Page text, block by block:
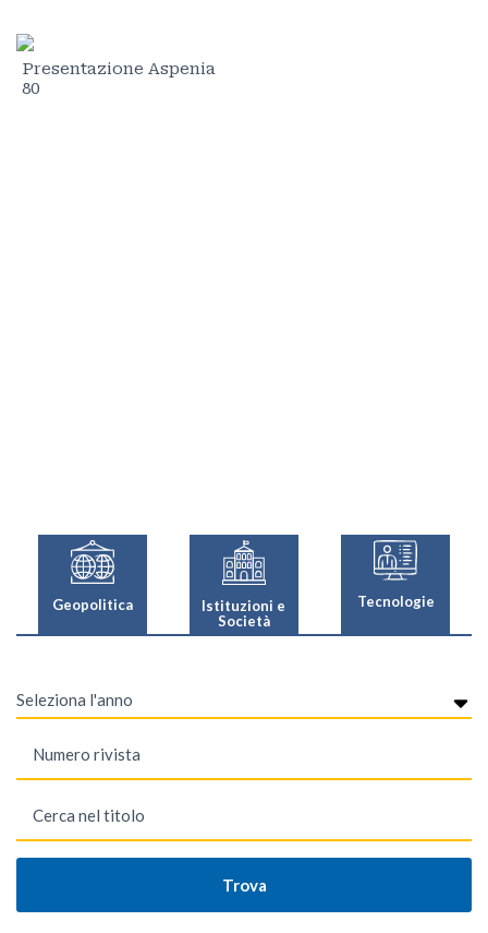
Presentazione Aspenia
80
Geopolitica
Istituzioni e
Società
Tecnologie